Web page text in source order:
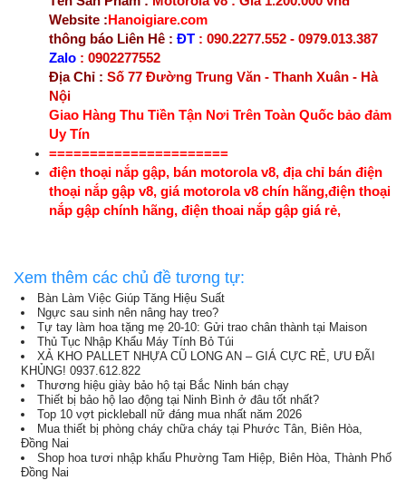
Website :Hanoigiare.com
thông báo Liên Hê : ĐT : 090.2277.552 - 0979.013.387
Zalo : 0902277552
Địa Chỉ : Số 77 Đường Trung Văn - Thanh Xuân - Hà
Nội
Giao Hàng Thu Tiền Tận Nơi Trên Toàn Quốc bảo đảm
Uy Tín
======================
điện thoại nắp gập, bán motorola v8, địa chỉ bán điện
thoại nắp gập v8, giá motorola v8 chín hãng,điện thoại
nắp gập chính hãng, điện thoai nắp gập giá rẻ,
Xem thêm các chủ đề tương tự:
Bàn Làm Việc Giúp Tăng Hiệu Suất
Ngực sau sinh nên nâng hay treo?
Tự tay làm hoa tặng mẹ 20-10: Gửi trao chân thành tại Maison
Thủ Tục Nhập Khẩu Máy Tính Bỏ Túi
XẢ KHO PALLET NHỰA CŨ LONG AN – GIÁ CỰC RẺ, ƯU ĐÃI
KHỦNG! 0937.612.822
Thương hiệu giày bảo hộ tại Bắc Ninh bán chạy
Thiết bị bảo hộ lao động tại Ninh Bình ở đâu tốt nhất?
Top 10 vợt pickleball nữ đáng mua nhất năm 2026
Mua thiết bị phòng cháy chữa cháy tại Phước Tân, Biên Hòa,
Đồng Nai
Shop hoa tươi nhập khẩu Phường Tam Hiệp, Biên Hòa, Thành Phố
Đồng Nai